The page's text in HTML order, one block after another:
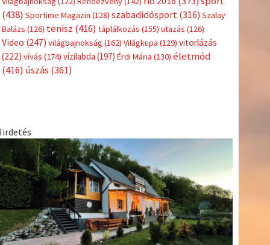
Címkék
asztalitenisz(130)atlétika (144)autosport
Tímea(240)Bajnokok Ligája(168) Birkózás(143) Bécs(214)
egészség (530) Európabajnokság(173)ferrari(139)
forma 1 (1165)Futball(760)futás(305)
Hosszú
Katinka(186)hungaroring(181)Jégkorong(148)kajakkenu
(138)karate(168)kickbox(204)kosárlabda(166)kézilabda
(448)Lewis Hamilton(168)magyar labdarúgóválogatott(148)